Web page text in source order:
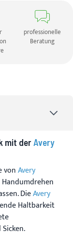
professionelle
Beratung
mit der Avery
vonAvery
DieAvery
Haltbarkeit